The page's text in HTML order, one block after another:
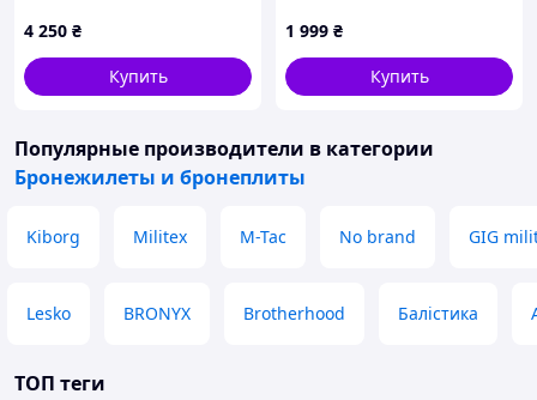
4 250 ₴
Купить
original USA Мультикам
1 999 ₴
Купить
Популярные производители в категории
Бронежилеты и бронеплиты
Kiborg Militex M-Tac No brand GIG
Lesko BRONYX Brotherhood Балістика
ТОП теги